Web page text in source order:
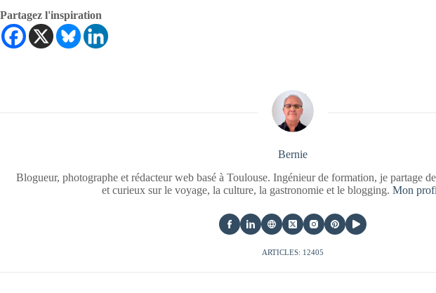
Partagez l'inspiration
Bernie
Blogueur, photographe et rédacteur web basé à Toulouse. Ingénieur de formation, je partage
et curieux sur le voyage, la culture, la gastronomie et le blogging.Mon
ARTICLES: 12405